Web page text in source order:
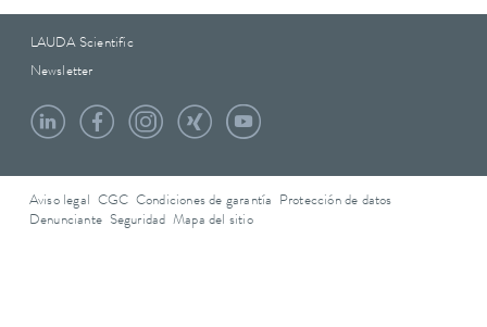
LAUDA Scientific
Newsletter
Aviso legal CGC Condiciones de garantía
Protección de datos
Denunciante Seguridad Mapa del sitio